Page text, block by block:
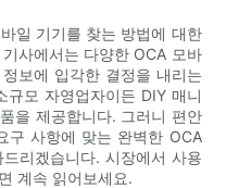
일 기기를 찾는 방법에 대한
사에서는 다양한 OCA 모바
보에 입각한 결정을 내리는
모 자영업자이든 DIY 매니
을 제공합니다. 그러니 편안
구 사항에 맞는 완벽한 OCA
리겠습니다. 시장에서 사용
계속 읽어보세요.